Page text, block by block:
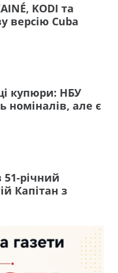
KODI та
версію Cuba
купюри: НБУ
номіналів, але є
річний
Капітан з